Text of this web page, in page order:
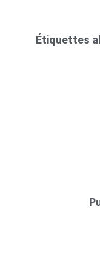
Étiquettes